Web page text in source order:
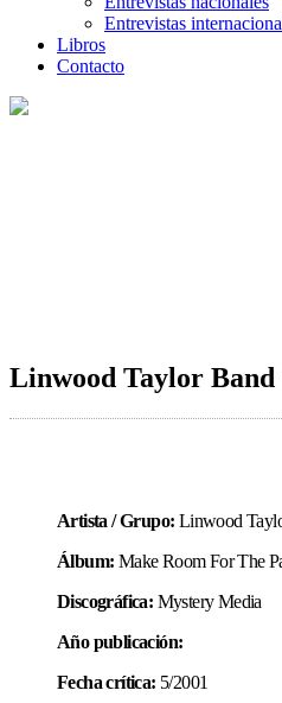
Entrevistas
Libros
Contacto
Linwood Taylor Band
Artista / Grupo: Linwood
Álbum: Make Room For The
Discográfica: Mystery Media
Año publicación:
Fecha crítica: 5/2001